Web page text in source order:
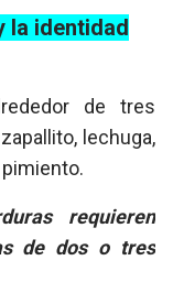
la identidad
de tres
lechuga,
requieren
de dos o tres